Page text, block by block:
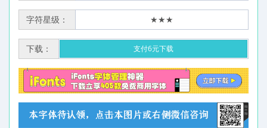
字符星级： ★★★
下载： 支付6元下载